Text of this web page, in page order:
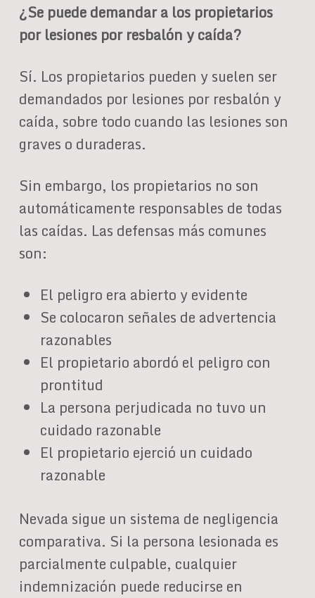
¿Se puede demandar a los propietarios
por lesiones por resbalón y caída?
Sí. Los propietarios pueden y suelen ser
demandados por lesiones por resbalón y
caída, sobre todo cuando las lesiones son
graves o duraderas.
Sin embargo, los propietarios no son
automáticamente responsables de todas
las caídas. Las defensas más comunes
son:
El peligro era abierto y evidente
Se colocaron señales de advertencia
razonables
El propietario abordó el peligro con
prontitud
La persona perjudicada no tuvo un
cuidado razonable
El propietario ejerció un cuidado
razonable
Nevada sigue un sistema de negligencia
comparativa. Si la persona lesionada es
parcialmente culpable, cualquier
indemnización puede reducirse en